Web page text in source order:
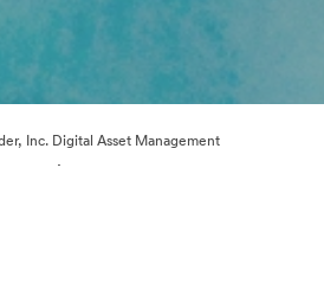
Inc. Digital Asset Management
·